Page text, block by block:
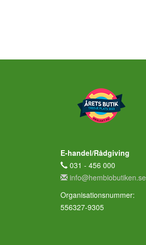
E-handel/Rådgiving
031 - 456 000
info@hembiobutiken.se
Organisationsnummer:
556327-9305